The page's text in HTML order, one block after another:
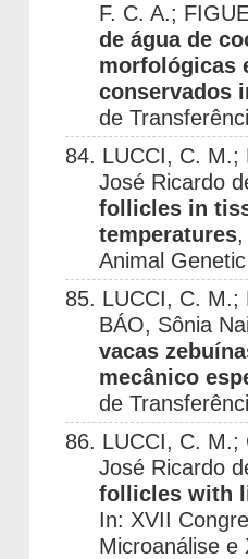
F. C. A.;
de água de
morfológicas
conservados
de
84. LUCCI, C. M.;
José Ricardo
follicles in
temperatures
Animal
85. LUCCI, C. M.;
BÁO, Sônia
vacas
mecânico
de
86. LUCCI, C. M.;
José Ricardo
follicles with
In: XVII
Microanálise e